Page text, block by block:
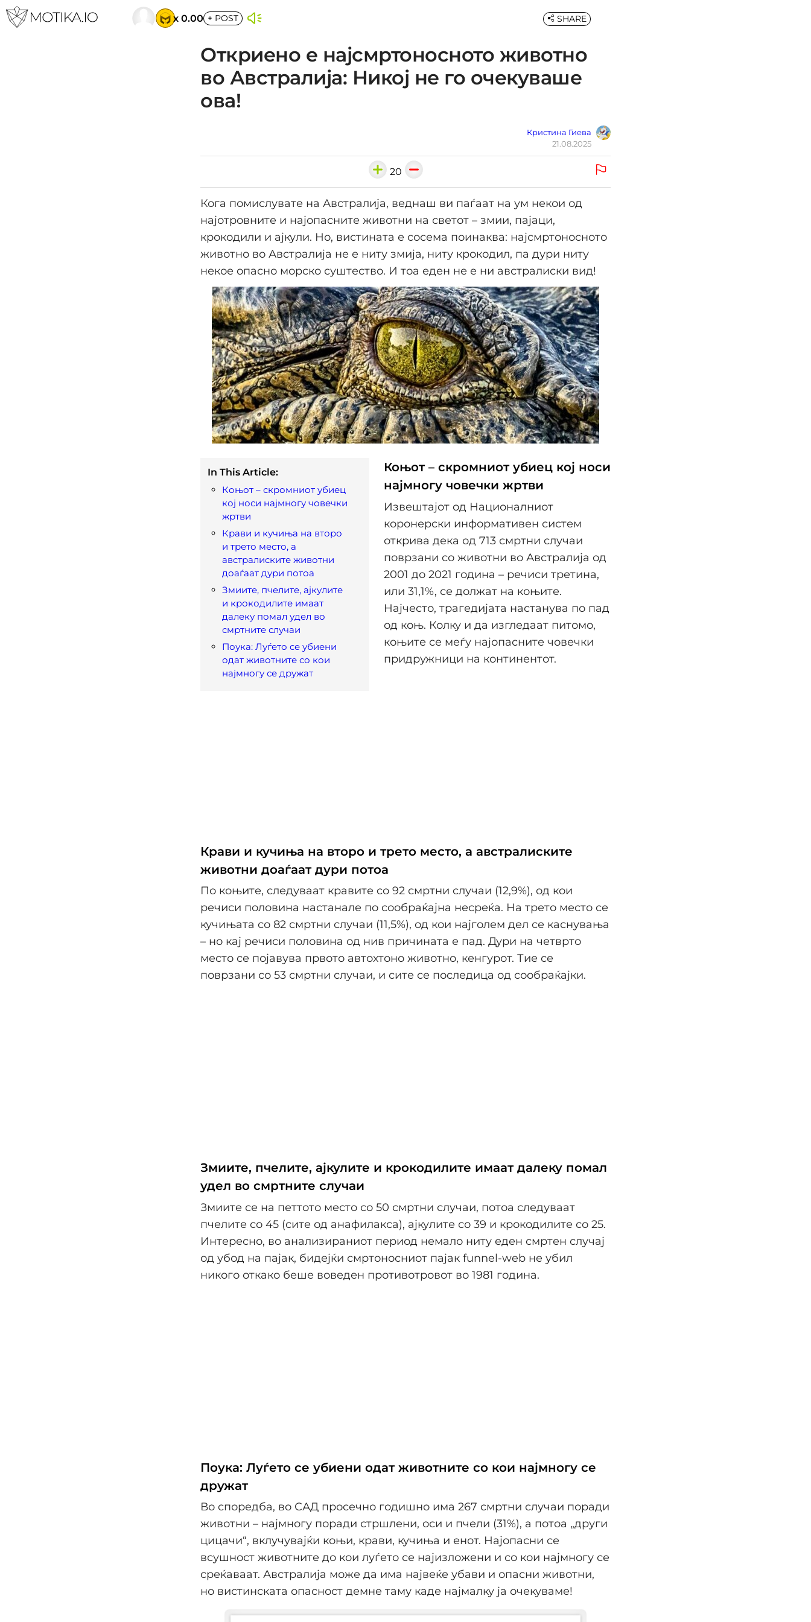
x 0.00 + POST
Откриено е најсмртоносното животно
во Австралија: Никој не го очекуваше
ова!
Кристина Гиева
21.08.2025
SHARE
20
Кога помислувате на Австралија, веднаш ви паѓаат на ум некои од
најотровните и најопасните животни на светот – змии, пајаци,
крокодили и ајкули. Но, вистината е сосема поинаква: најсмртоносното
животно во Австралија не е ниту змија, ниту крокодил, па дури ниту
некое опасно морско суштество. И тоа еден не е ни австралиски вид!
In This Article:
Коњот – скромниот убиец
кој носи најмногу човечки
жртви
Крави и кучиња на второ
и трето место, а
австралиските животни
доаѓаат дури потоа
Змиите, пчелите, ајкулите
и крокодилите имаат
далеку помал удел во
смртните случаи
Поука: Луѓето се убиени
одат животните со кои
најмногу се дружат
Коњот – скромниот убиец кој носи
најмногу човечки жртви
Извештајот од Националниот
коронерски информативен систем
открива дека од 713 смртни случаи
поврзани со животни во Австралија од
2001 до 2021 година – речиси третина,
или 31,1%, се должат на коњите.
Најчесто, трагедијата настанува по пад
од коњ. Колку и да изгледаат питомо,
коњите се меѓу најопасните човечки
придружници на континентот.
Крави и кучиња на второ и трето место, а австралиските
животни доаѓаат дури потоа
По коњите, следуваат кравите со 92 смртни случаи (12,9%), од кои
речиси половина настанале по сообраќајна несреќа. На трето место се
кучињата со 82 смртни случаи (11,5%), од кои најголем дел се каснувања
– но кај речиси половина од нив причината е пад. Дури на четврто
место се појавува првото автохтоно животно, кенгурот. Тие се
поврзани со 53 смртни случаи, и сите се последица од сообраќајки.
Змиите, пчелите, ајкулите и крокодилите имаат далеку помал
удел во смртните случаи
Змиите се на петтото место со 50 смртни случаи, потоа следуваат
пчелите со 45 (сите од анафилакса), ајкулите со 39 и крокодилите со 25.
Интересно, во анализираниот период немало ниту еден смртен случај
од убод на пајак, бидејќи смртоносниот пајак funnel-web не убил
никого откако беше воведен противотровот во 1981 година.
Поука: Луѓето се убиени одат животните со кои најмногу се
дружат
Во споредба, во САД просечно годишно има 267 смртни случаи поради
животни – најмногу поради стршлени, оси и пчели (31%), а потоа „други
цицачи“, вклучувајќи коњи, крави, кучиња и енот. Најопасни се
всушност животните до кои луѓето се најизложени и со кои најмногу се
среќаваат. Австралија може да има највеќе убави и опасни животни,
но вистинската опасност демне таму каде најмалку ја очекуваме!